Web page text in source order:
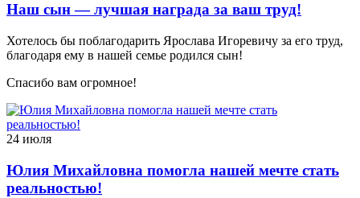
Наш сын — лучшая награда за ваш труд!
Хотелось бы поблагодарить Ярослава Игоревичу за его труд,
благодаря ему в нашей семье родился сын!
Спасибо вам огромное!
24 июля
Юлия Михайловна помогла нашей мечте стать
реальностью!